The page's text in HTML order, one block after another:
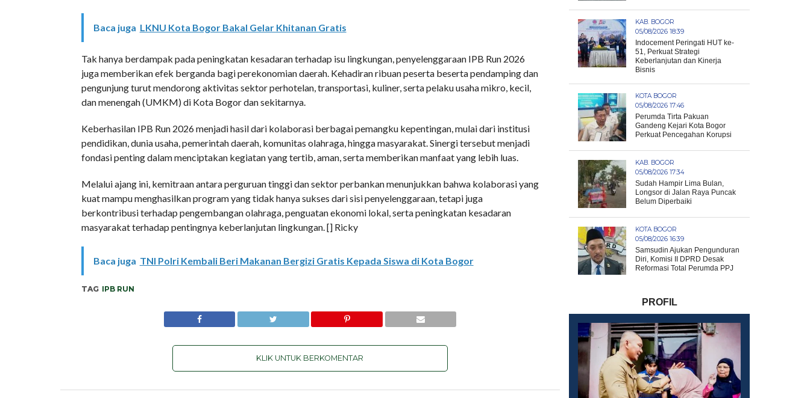
Baca juga LKNU Kota Bogor Bakal Gelar Khitanan Gratis
Tak hanya berdampak pada peningkatan kesadaran terhadap isu lingkungan, penyelenggaraan IPB Run 2026
juga memberikan efek berganda bagi perekonomian daerah. Kehadiran ribuan peserta beserta pendamping dan
pengunjung turut mendorong aktivitas sektor perhotelan, transportasi, kuliner, serta pelaku usaha mikro, kecil,
dan menengah (UMKM) di Kota Bogor dan sekitarnya.
Keberhasilan IPB Run 2026 menjadi hasil dari kolaborasi berbagai pemangku kepentingan, mulai dari institusi
pendidikan, dunia usaha, pemerintah daerah, komunitas olahraga, hingga masyarakat. Sinergi tersebut menjadi
fondasi penting dalam menciptakan kegiatan yang tertib, aman, serta memberikan manfaat yang lebih luas.
Melalui ajang ini, kemitraan antara perguruan tinggi dan sektor perbankan menunjukkan bahwa kolaborasi yang
kuat mampu menghasilkan program yang tidak hanya sukses dari sisi penyelenggaraan, tetapi juga
berkontribusi terhadap pengembangan olahraga, penguatan ekonomi lokal, serta peningkatan kesadaran
masyarakat terhadap pentingnya keberlanjutan lingkungan. [] Ricky
Baca juga TNI Polri Kembali Beri Makanan Bergizi Gratis Kepada Siswa di Kota Bogor
TAG IPB RUN
KLIK UNTUK BERKOMENTAR
KAB. BOGOR
05/08/2026 18:39
Indocement Peringati HUT ke-
51, Perkuat Strategi
Keberlanjutan dan Kinerja
Bisnis
KOTA BOGOR
05/08/2026 17:46
Perumda Tirta Pakuan
Gandeng Kejari Kota Bogor
Perkuat Pencegahan Korupsi
KAB. BOGOR
05/08/2026 17:34
Sudah Hampir Lima Bulan,
Longsor di Jalan Raya Puncak
Belum Diperbaiki
KOTA BOGOR
05/08/2026 16:39
Samsudin Ajukan Pengunduran
Diri, Komisi II DPRD Desak
Reformasi Total Perumda PPJ
PROFIL